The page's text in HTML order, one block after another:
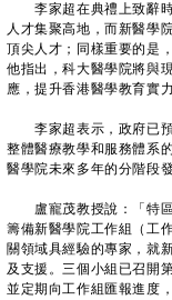
李家超在典禮上致辭時
人才集聚高地，而新醫學
頂尖人才；同樣重要的是
他指出，科大醫學院將與
應，提升香港醫學教育實力
李家超表示，政府已預
整體醫療教學和服務體系
醫學院未來多年的分階段
盧寵茂教授說：「特區
籌備新醫學院工作組（工
關領域具經驗的專家，就
及支援。三個小組已召開
並定期向工作組匯報進度